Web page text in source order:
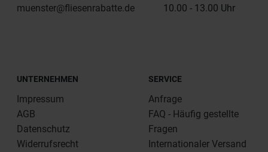
muenster@fliesenrabatte.de
10.00 - 13.00 Uhr
UNTERNEHMEN
Impressum
AGB
Datenschutz
Widerrufsrecht
SERVICE
Anfrage
FAQ - Häufig gestellte
Fragen
Internationaler Versand